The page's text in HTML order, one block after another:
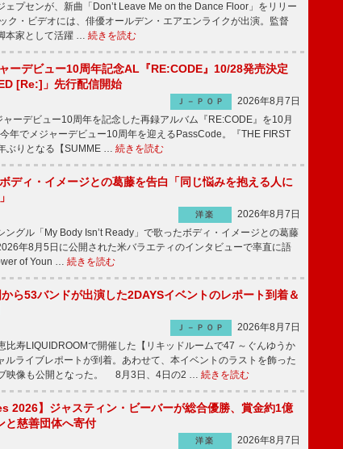
プセンが、新曲「Don’t Leave Me on the Dance Floor」をリリー
・ビデオには、俳優オールデン・エアエンライクが出演。監督
本家として活躍 … 続きを読む
ーデビュー10周年記念AL『RE:CODE』10/28発売決定
[Re:]」先行配信開始
Ｊ－ＰＯＰ
2026年8月7日
ーデビュー10周年を記念した再録アルバム『RE:CODE』を10月
でメジャーデビュー10周年を迎えるPassCode。『THE FIRST
ぶりとなる【SUMME … 続きを読む
ディ・イメージとの葛藤を告白「同じ悩みを抱える人に
洋楽
2026年8月7日
グル「My Body Isn’t Ready」で歌ったボディ・イメージとの葛藤
年8月5日に公開された米バラエティのインタビューで率直に語
of Youn … 続きを読む
ら53バンドが出演した2DAYSイベントのレポート到着＆
Ｊ－ＰＯＰ
2026年8月7日
寿LIQUIDROOMで開催した【リキッドルームで47 ～ぐんゆうか
ルライブレポートが到着。あわせて、本イベントのラストを飾った
映像も公開となった。 8月3日、4日の2 … 続きを読む
2026】ジャスティン・ビーバーが総合優勝、賞金約1億
と慈善団体へ寄付
洋楽 2026年8月7日